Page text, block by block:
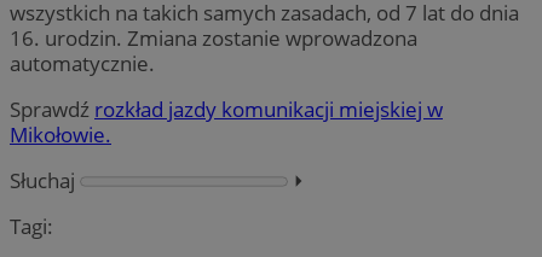
wszystkich na takich samych zasadach, od 7 lat do dnia
16. urodzin. Zmiana zostanie wprowadzona
automatycznie.
Sprawdź rozkład jazdy komunikacji miejskiej w
Mikołowie.
Słuchaj
⏵︎
Tagi: